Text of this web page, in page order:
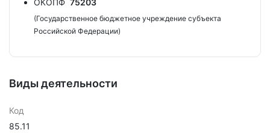
ОКОПФ 75203
(Государственное бюджетное учреждение субъекта
Российской Федерации)
Виды деятельности
Код
85.11